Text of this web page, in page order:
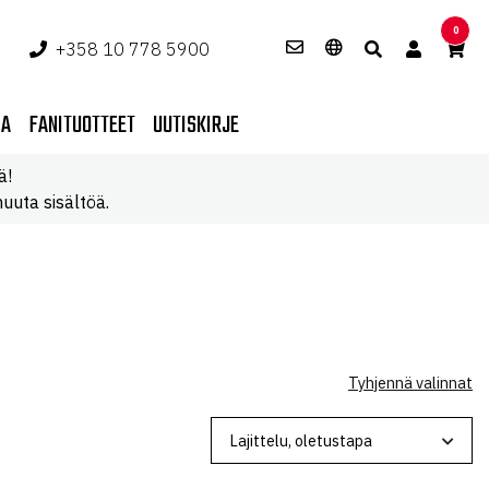
+358 10 778 5900
0
FANITUOTTEET UUTISKIRJE
sisältöä.
Tyhjennä valinnat